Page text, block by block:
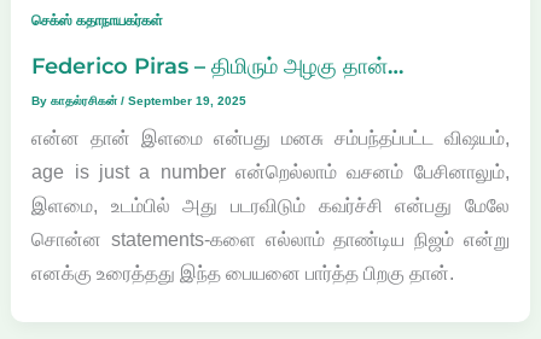
செக்ஸ் கதாநாயகர்கள்
Federico Piras – திமிரும் அழகு தான்…
Byகாதல்ரசிகன்/September 19, 2025
என்ன தான் இளமை என்பது மனசு சம்பந்தப்பட்ட விஷயம்,
age is just a number என்றெல்லாம் வசனம் பேசினாலும்,
இளமை, உடம்பில் அது படரவிடும் கவர்ச்சி என்பது மேலே
சொன்ன statements-களை எல்லாம் தாண்டிய நிஜம் என்று
எனக்கு உரைத்தது இந்த பையனை பார்த்த பிறகு தான்.